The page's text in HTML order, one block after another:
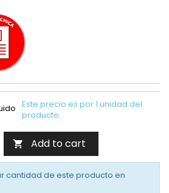
Este precio es por 1 unidad del
producto.
 Add to cart
cantidad de este producto en